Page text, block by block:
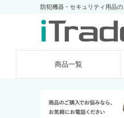
防犯機器・セキュリティ用品
商品一覧